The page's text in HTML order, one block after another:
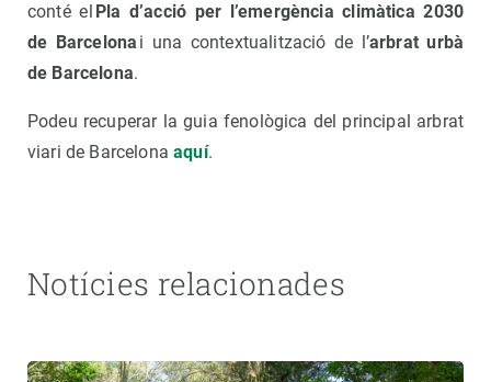
conté el Pla d’acció per l’emergència climàtica 2030
de Barcelona i una contextualització de l’arbrat urbà
de Barcelona.
Podeu recuperar la guia fenològica del principal arbrat
viari de Barcelonaaquí.
Notícies relacionades